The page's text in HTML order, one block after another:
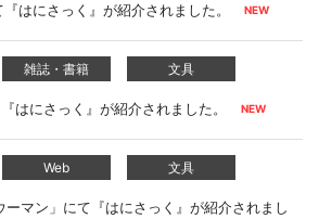
はにさっく』が紹介されました。
雑誌・書籍 文具
はにさっく』が紹介されました。
Web 文具
ーマン」にて『はにさっく』が紹介されまし